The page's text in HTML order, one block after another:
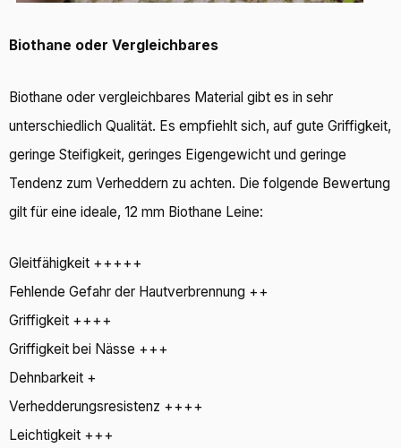
Biothane oder Vergleichbares
Biothane oder vergleichbares Material gibt es in sehr
unterschiedlich Qualität. Es empfiehlt sich, auf gute Griffigkeit,
geringe Steifigkeit, geringes Eigengewicht und geringe
Tendenz zum Verheddern zu achten. Die folgende Bewertung
gilt für eine ideale, 12 mm Biothane Leine:
Gleitfähigkeit +++++
Fehlende Gefahr der Hautverbrennung ++
Griffigkeit ++++
Griffigkeit bei Nässe +++
Dehnbarkeit +
Verhedderungsresistenz ++++
Leichtigkeit +++